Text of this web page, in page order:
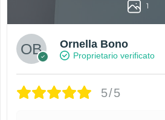
1
Ornella Bono
Proprietario verificato
5/5